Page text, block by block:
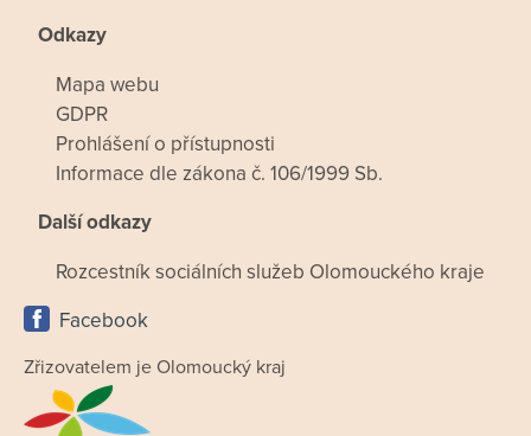
Odkazy
Mapa webu
GDPR
Prohlášení o přístupnosti
Informace dle zákona č. 106/1999 Sb.
Další odkazy
Rozcestník sociálních služeb Olomouckého kraje
Facebook
Zřizovatelem je Olomoucký kraj